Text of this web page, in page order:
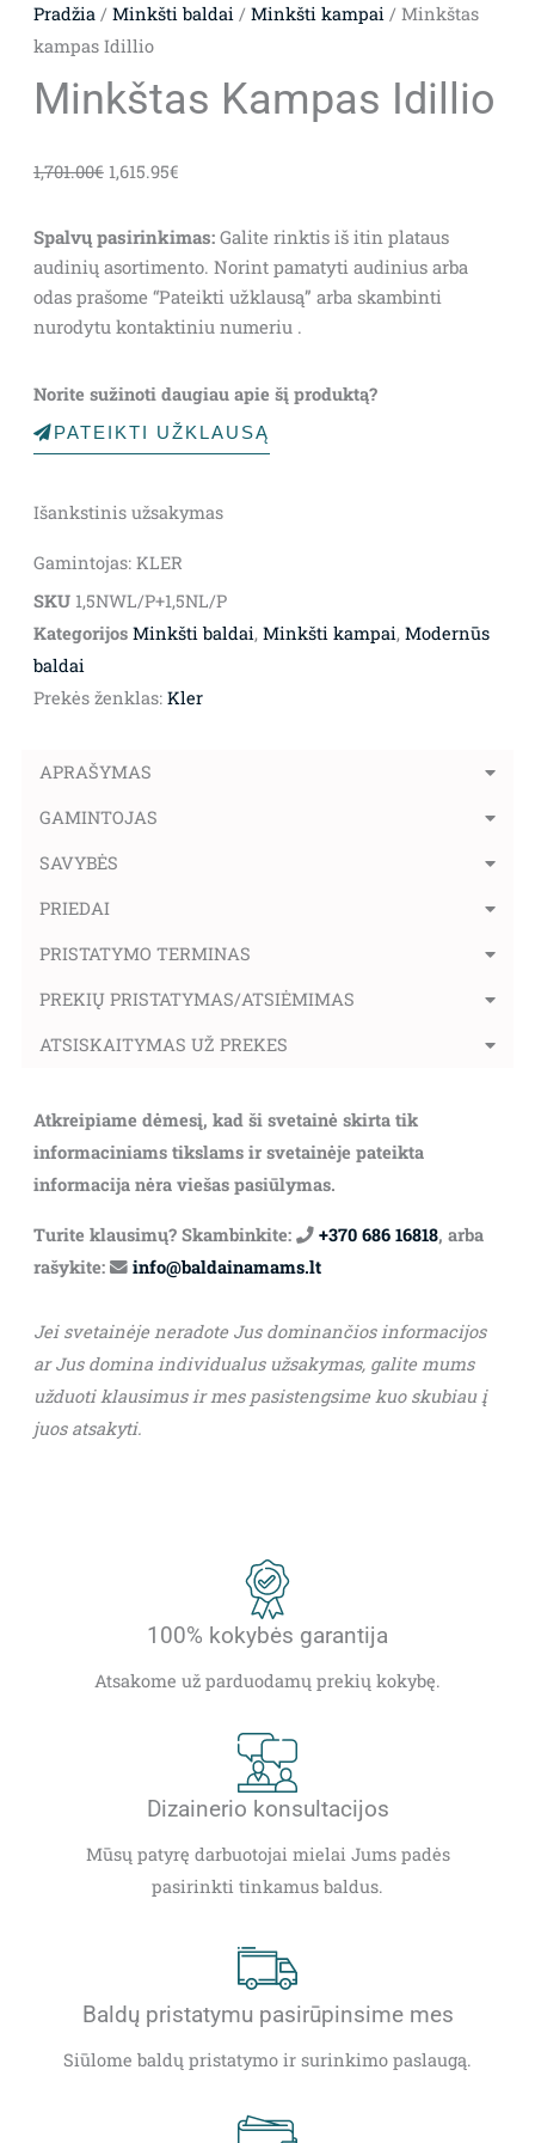
Pradžia/ Minkšti baldai/ Minkšti kampai/ Minkštas
kampas Idillio
Minkštas Kampas Idillio
1,701.00€ price
1,701.00€.
1,615.95€price
1,615.95€.
Spalvų pasirinkimas:Galite rinktis iš itin plataus
audinių asortimento. Norint pamatyti audinius arba
odas prašome “Pateikti užklausą” arba skambinti
nurodytu kontaktiniu numeriu .
Norite sužinoti daugiau apie šį produktą?
PATEIKTI UŽKLAUSĄ
Išankstinis užsakymas
Gamintojas: KLER
SKU 1,5NWL/P+1,5NL/P
Kategorijos Minkšti baldai, Minkšti kampai, Modernūs
baldai
Prekės ženklas: Kler
APRAŠYMAS
GAMINTOJAS
SAVYBĖS
PRIEDAI
PRISTATYMO TERMINAS
PREKIŲ PRISTATYMAS/ATSIĖMIMAS
ATSISKAITYMAS UŽ PREKES
Atkreipiame dėmesį, kad ši svetainė skirta tik
informaciniams tikslams ir svetainėje pateikta
informacija nėra viešas pasiūlymas.
Turite klausimų? Skambinkite: +370 686 16818, arba
rašykite:
info@baldainamams.lt
Jei svetainėje neradote Jus dominančios informacijos
ar Jus domina individualus užsakymas, galite mums
užduoti klausimus ir mes pasistengsime kuo skubiau į
juos atsakyti.
100% kokybės garantija
Atsakome už parduodamų prekių kokybę.
Dizainerio konsultacijos
Mūsų patyrę darbuotojai mielai Jums padės
pasirinkti tinkamus baldus.
Baldų pristatymu pasirūpinsime mes
Siūlome baldų pristatymo ir surinkimo paslaugą.